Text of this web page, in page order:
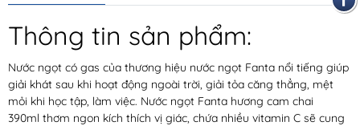
Thông tin sản phẩm:
Nước ngọt có gas của thương hiệu nước ngọt Fanta nổi tiếng giúp
giải khát sau khi hoạt động ngoài trời, giải tỏa căng thẳng, mệt
mỏi khi học tập, làm việc. Nước ngọt Fanta hương cam chai
390ml thơm ngon kích thích vị giác, chứa nhiều vitamin C sẽ cung